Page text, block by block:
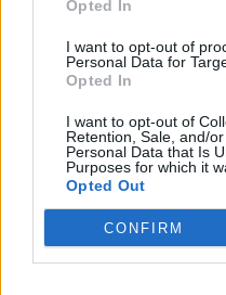
Opted In
I want to opt-out of
Personal Data for
Opted In
I want to opt-out of
Retention, Sale, and/
Personal Data that Is
Purposes for which it
Opted Out
CONFIRM
Tuoreimmat uutiset
MM-kullasta käytiin
maailmanmestaruuden